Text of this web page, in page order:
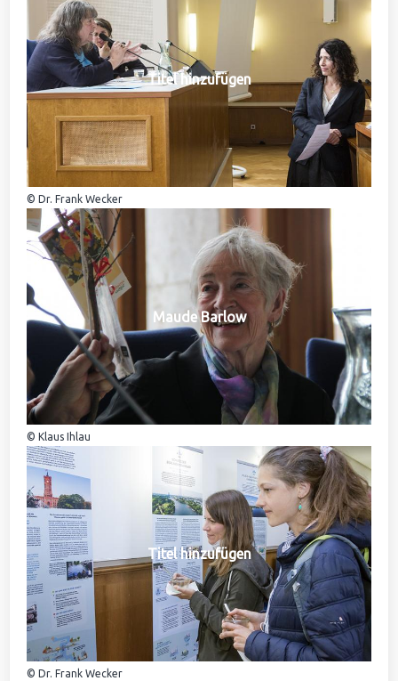
Titel hinzufügen
© Dr. Frank Wecker
Maude Barlow
© Klaus Ihlau
Titel hinzufügen
© Dr. Frank Wecker